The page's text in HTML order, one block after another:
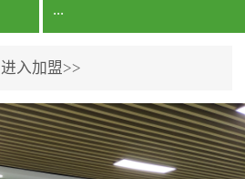
...
专利保护优势、双甲资质
企业（“室内环境净化治理
甲级施工资质”“室内环境
进入加盟>>